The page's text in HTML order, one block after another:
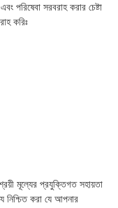
পরিষেবা সরবরাহ করার চেষ্টা
করিঃ
মূল্যের প্রযুক্তিগত সহায়তা
নিশ্চিত করা যে আপনার